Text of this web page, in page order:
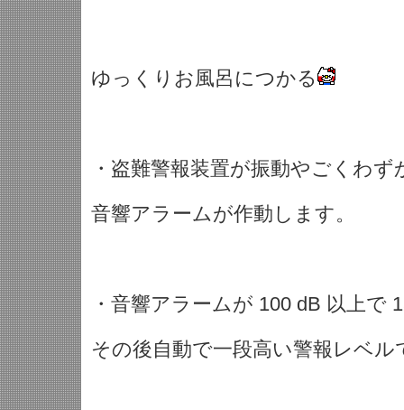
ゆっくりお風呂につかる
・盗難警報装置が振動やごくわ
音響アラームが作動します。
・音響アラームが 100 dB 以上で
その後自動で一段高い警報レベル